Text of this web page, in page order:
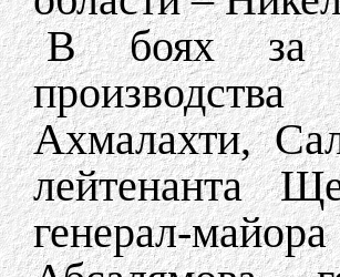
В боях за
Ахмалахти,
лейтенанта
генерал-